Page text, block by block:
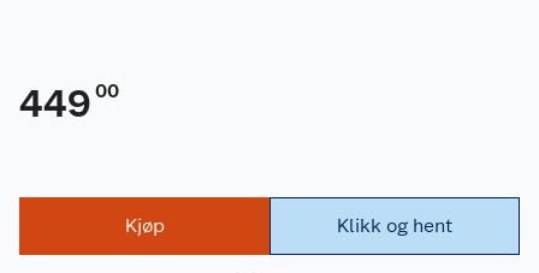
449 00
Kjøp Klikk og hent